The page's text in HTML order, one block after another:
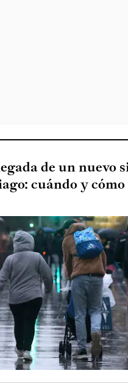
de un nuevo
cuándo y cómo